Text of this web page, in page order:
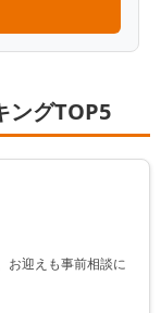
ングTOP5
お迎えも事前相談に